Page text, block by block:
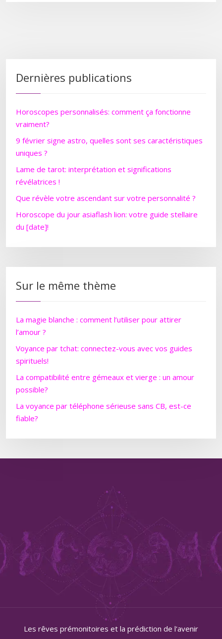
Dernières publications
Horoscopes personnalisés: comment ça fonctionne
vraiment?
9 février signe astro, quelles sont ses caractéristiques
uniques ?
Lame de tarot: interprétation et significations
révélatrices !
Que révèle votre ascendant sur votre personnalité ?
Horoscope du jour asiaflash lion: votre guide stellaire
du [date]!
Sur le même thème
La magie blanche : comment l’utiliser pour attirer
l’amour ?
Voyance par tchat: connectez-vous avec vos guides
spirituels!
La compatibilité entre gémeaux et vierge : un amour
possible?
La voyance par téléphone sérieuse sans CB, est-ce
fiable?
Les rêves prémonitoires et la prédiction de l'avenir